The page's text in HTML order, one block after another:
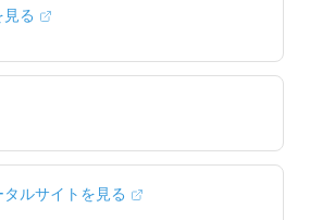
る
ルサイトを見る